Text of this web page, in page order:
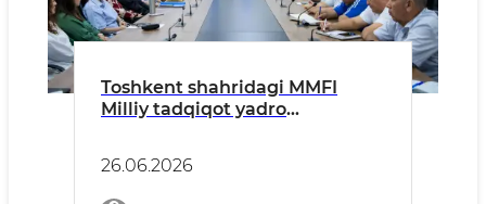
Toshkent shahridagi MMFI
Milliy tadqiqot yadro
kurashishva manfaatlar
to‘qnashuvini tartibga solish
26.06.2026